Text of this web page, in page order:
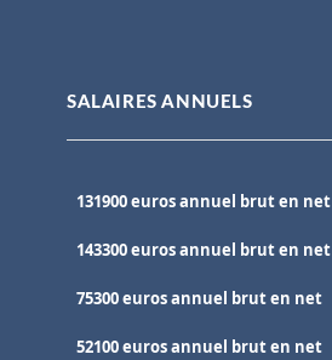
SALAIRES ANNUELS
131900 euros annuel brut en net
143300 euros annuel brut en net
75300 euros annuel brut en net
52100 euros annuel brut en net